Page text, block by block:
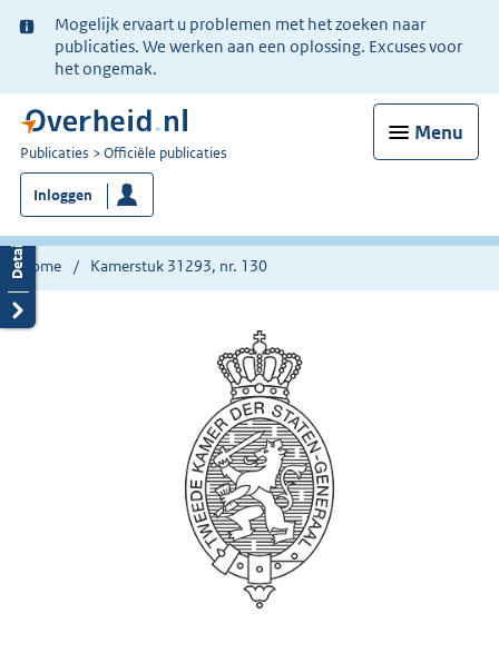
Ter
informatie:
Mogelijk ervaart u problemen met het zoeken naar
publicaties. We werken aan een oplossing. Excuses voor
het ongemak.
Menu
U
bent
nu
hier:
Publicaties Officiële publicaties
Inloggen
Home Kamerstuk 31293, nr. 130